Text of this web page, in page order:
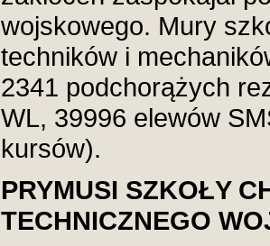
wojskowego. Mury
techników i
2341 podchorążych
WL, 39996 elewów
kursów).
PRYMUSI SZKOŁY
TECHNICZNEGO